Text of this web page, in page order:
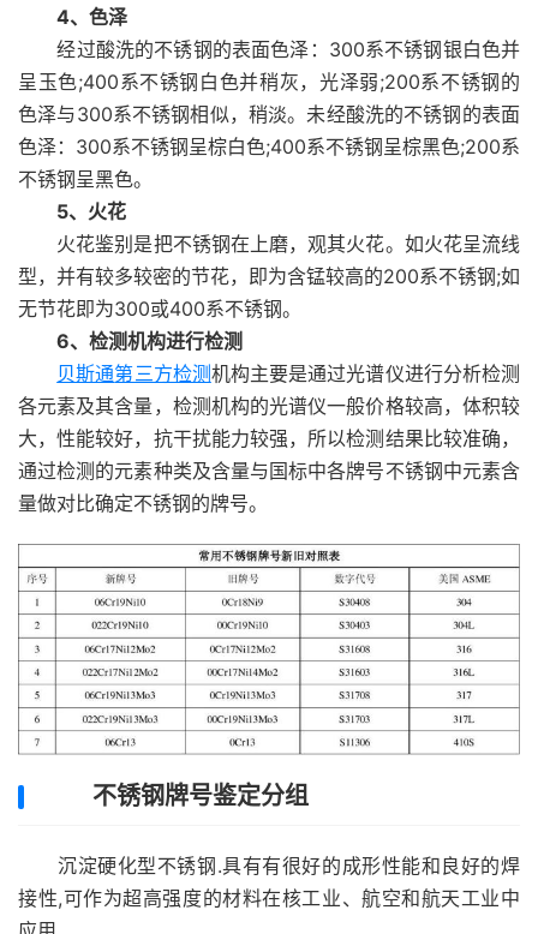
4、色泽
经过酸洗的不锈钢的表面色泽：300系不锈钢银白色并
呈玉色;400系不锈钢白色并稍灰，光泽弱;200系不锈钢的
色泽与300系不锈钢相似，稍淡。未经酸洗的不锈钢的表面
色泽：300系不锈钢呈棕白色;400系不锈钢呈棕黑色;200系
不锈钢呈黑色。
5、火花
火花鉴别是把不锈钢在上磨，观其火花。如火花呈流线
型，并有较多较密的节花，即为含锰较高的200系不锈钢;如
无节花即为300或400系不锈钢。
6、检测机构进行检测
贝斯通第三方检测机构主要是通过光谱仪进行分析检测
各元素及其含量，检测机构的光谱仪一般价格较高，体积较
大，性能较好，抗干扰能力较强，所以检测结果比较准确，
通过检测的元素种类及含量与国标中各牌号不锈钢中元素含
量做对比确定不锈钢的牌号。
不锈钢牌号鉴定分组
沉淀硬化型不锈钢.具有有很好的成形性能和良好的焊
接性,可作为超高强度的材料在核工业、航空和航天工业中